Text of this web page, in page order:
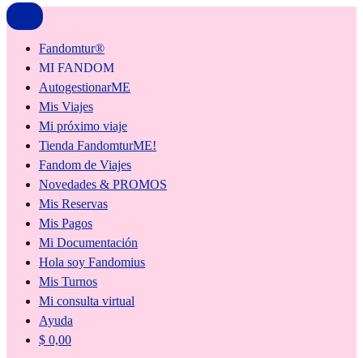
Fandomtur®
MI FANDOM
AutogestionarME
Mis Viajes
Mi próximo viaje
Tienda FandomturME!
Fandom de Viajes
Novedades & PROMOS
Mis Reservas
Mis Pagos
Mi Documentación
Hola soy Fandomius
Mis Turnos
Mi consulta virtual
Ayuda
$ 0,00